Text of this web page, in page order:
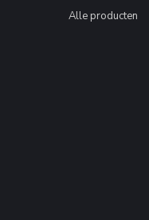
Alle producten